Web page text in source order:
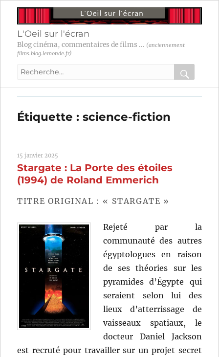
L'Oeil sur l'écran
Blog cinéma, commentaires de films ... (anciennement
films.blog.lemonde.fr)
Recherche
:
OK
Étiquette :science-fiction
15 janvier 2025
Stargate : La Porte des étoiles
(1994) de Roland Emmerich
TITRE ORIGINAL : « STARGATE »
Rejeté par la
communauté des autres
égyptologues en raison
de ses théories sur les
pyramides d’Égypte qui
seraient selon lui des
lieux d’atterrissage de
vaisseaux spatiaux, le
docteur Daniel Jackson
est recruté pour travailler sur un projet secret